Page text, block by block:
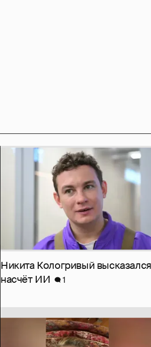
Никита Кологривый высказался
насчёт ИИ
1